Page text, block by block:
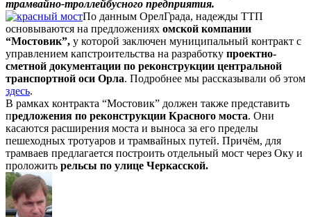
трамвайно-троллейбусного предприятия.
По данным ОрелГрада, надежды ТТП
основываются на предложениях омской компании
“Мостовик”, у которой заключен муниципальный контракт с
управлением капстроительства на разработку проектно-
сметной документации по реконструкции центральной
транспортной оси Орла. Подробнее мы рассказывали об этом
здесь.
В рамках контракта “Мостовик” должен также представить
предложения по реконструкции Красного моста. Они
касаются расширения моста и выноса за его пределы
пешеходных тротуаров и трамвайных путей. Причём, для
трамваев предлагается построить отдельный мост через Оку и
проложить рельсы по улице Черкасской.